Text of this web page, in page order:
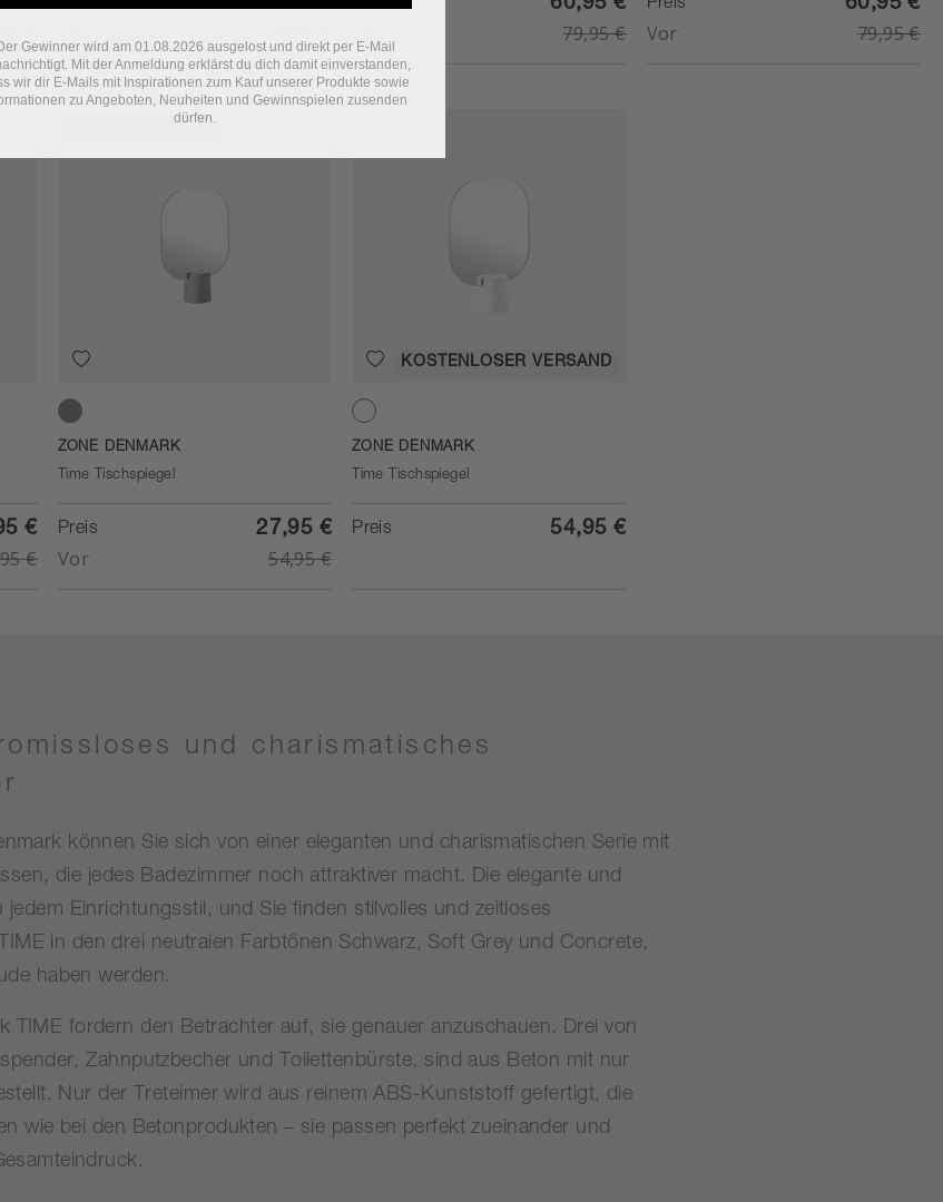
79,95 €
Preis
Vor 79,95 €
€
€
Concrete
ZONE DENMARK
Time Tischspiegel
Preis 27,95 €
Vor 54,95 €
KOSTENLOSER VERSAND
White
ZONE DENMARK
Time Tischspiegel
Preis 54,95 €
und charismatisches
können Sie sich von einer eleganten und charismatischen Serie mit
die jedes Badezimmer noch attraktiver macht. Die elegante und
Einrichtungsstil, und Sie finden stilvolles und zeitloses
in den drei neutralen Farbtönen Schwarz, Soft Grey und Concrete,
haben werden.
TIME fordern den Betrachter auf, sie genauer anzuschauen. Drei von
Zahnputzbecher und Toilettenbürste, sind aus Beton mit nur
Nur der Treteimer wird aus reinem ABS-Kunststoff gefertigt, die
wie bei den Betonprodukten – sie passen perfekt zueinander und
Gewinner wird am 01.08.2026 ausgelost und direkt per E-Mail
Mit der Anmeldung erklärst du dich damit einverstanden,
wir dir E-Mails mit Inspirationen zum Kauf unserer Produkte sowie
zu Angeboten, Neuheiten und Gewinnspielen zusenden
dürfen.